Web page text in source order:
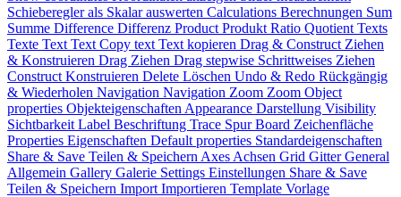
Schieberegler als Skalar auswerten Calculations Berechnungen Sum
Summe Difference Differenz Product Produkt Ratio Quotient Texts
Texte Text Text Copy text Text kopieren Drag & Construct Ziehen
& Konstruieren Drag Ziehen Drag stepwise Schrittweises Ziehen
Construct Konstruieren Delete Löschen Undo & Redo Rückgängig
& Wiederholen Navigation Navigation Zoom Zoom Object
properties Objekteigenschaften Appearance Darstellung Visibility
Sichtbarkeit Label Beschriftung Trace SpurBoard Zeichenfläche
Properties Eigenschaften Default properties Standardeigenschaften
Share & Save Teilen & Speichern Axes Achsen Grid GitterGeneral
Allgemein Gallery Galerie Settings Einstellungen Share & Save
Teilen & Speichern Import Importieren Template Vorlage